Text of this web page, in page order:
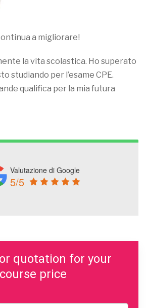
a migliorare!
la vita scolastica. Ho superato
studiando per l’esame CPE.
qualifica per la mia futura
Valutazione di Google
5/5
quotation for your
course price